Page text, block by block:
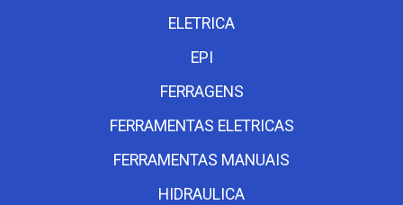
ELETRICA
EPI
FERRAGENS
FERRAMENTAS ELETRICAS
FERRAMENTAS MANUAIS
HIDRAULICA